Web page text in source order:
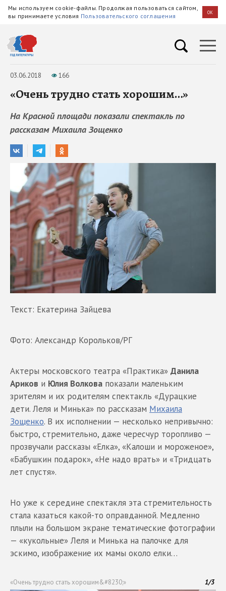
Мы используем cookie-файлы. Продолжая пользоваться сайтом,
вы принимаете условия Пользовательского соглашения OK
03.06.2018 166
«Очень трудно стать хорошим…»
На Красной площади показали спектакль по
рассказам Михаила Зощенко
Текст: Екатерина Зайцева
Фото: Александр Корольков/РГ
Актеры московского театра «Практика» Данила
Ариков и Юлия Волкова показали маленьким
зрителям и их родителям спектакль «Дурацкие
дети. Леля и Минька» по рассказам Михаила
Зощенко. В их исполнении — несколько непривычно:
быстро, стремительно, даже чересчур торопливо —
прозвучали рассказы «Елка», «Калоши и мороженое»,
«Бабушкин подарок», «Не надо врать» и «Тридцать
лет спустя».
Но уже к середине спектакля эта стремительность
стала казаться какой-то оправданной. Медленно
плыли на большом экране тематические фотографии
— «кукольные» Леля и Минька на палочке для
эскимо, изображение их мамы около елки…
«Очень трудно стать хорошим&#8230;» 1/3